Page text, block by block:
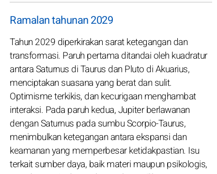
Ramalan tahunan 2029
Tahun 2029 diperkirakan sarat ketegangan dan
transformasi. Paruh pertama ditandai oleh kuadratur
antara Saturnus di Taurus dan Pluto di Akuarius,
menciptakan suasana yang berat dan sulit.
Optimisme terkikis, dan kecurigaan menghambat
interaksi. Pada paruh kedua, Jupiter berlawanan
dengan Saturnus pada sumbu Scorpio-Taurus,
menimbulkan ketegangan antara ekspansi dan
keamanan yang memperbesar ketidakpastian. Isu
terkait sumber daya, baik materi maupun psikologis,